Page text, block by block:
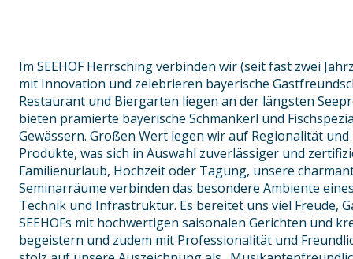
Im SEEHOF Herrsching verbinden wir (seit fast zwei
mit Innovation und zelebrieren bayerische
Restaurant und Biergarten liegen an der längsten
bieten prämierte bayerische Schmankerl und
Gewässern. Großen Wert legen wir auf Regionalität
Produkte, was sich in Auswahl zuverlässiger und
Familienurlaub, Hochzeit oder Tagung, unsere
Seminarräume verbinden das besondere Ambiente
Technik und Infrastruktur. Es bereitet uns viel Freude,
SEEHOFs mit hochwertigen saisonalen Gerichten und
begeistern und zudem mit Professionalität und